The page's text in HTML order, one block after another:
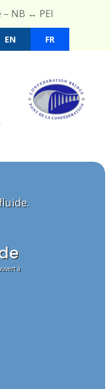
NB ↔ PEI
EN FR
à